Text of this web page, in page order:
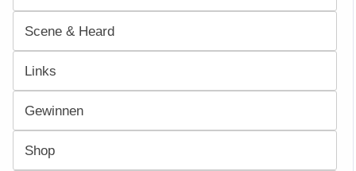
Scene & Heard
Links
Gewinnen
Shop